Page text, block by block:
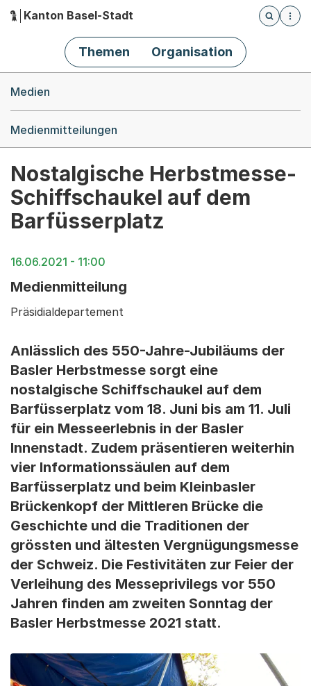
Hauptnavigation
Kanton Basel-Stadt
Öffnet
Themen Organisation
Medien
Medienmitteilungen
Nostalgische Herbstmesse-
Schiffschaukel auf dem
Barfüsserplatz
16.06.2021 - 11:00
Medienmitteilung
Präsidialdepartement
Anlässlich des 550-Jahre-Jubiläums der
Basler Herbstmesse sorgt eine
nostalgische Schiffschaukel auf dem
Barfüsserplatz vom 18. Juni bis am 11. Juli
für ein Messeerlebnis in der Basler
Innenstadt. Zudem präsentieren weiterhin
vier Informationssäulen auf dem
Barfüsserplatz und beim Kleinbasler
Brückenkopf der Mittleren Brücke die
Geschichte und die Traditionen der
grössten und ältesten Vergnügungsmesse
der Schweiz. Die Festivitäten zur Feier der
Verleihung des Messeprivilegs vor 550
Jahren finden am zweiten Sonntag der
Basler Herbstmesse 2021 statt.